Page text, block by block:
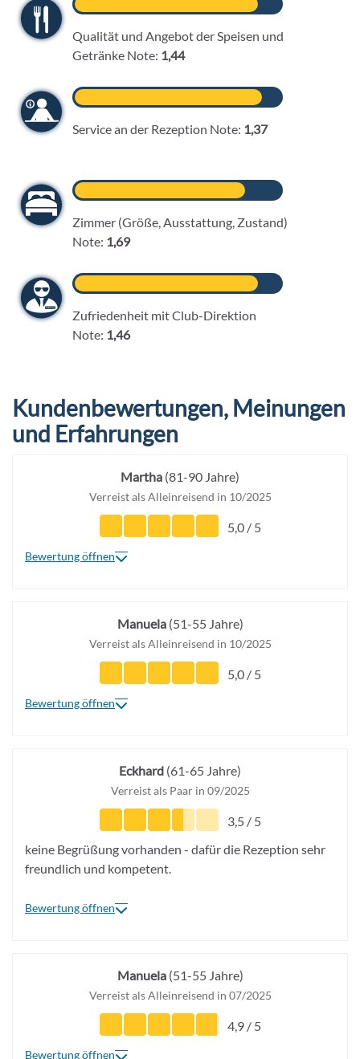
Qualität und Angebot der Speisen und
Getränke Note: 1,44
Service an der Rezeption Note: 1,37
Zimmer (Größe, Ausstattung, Zustand)
Note: 1,69
Zufriedenheit mit Club-Direktion
Note: 1,46
Kundenbewertungen, Meinungen
und Erfahrungen
Martha (81-90 Jahre)
Verreist als Alleinreisend in 10/2025
5,0 / 5
Bewertung öffnen
Manuela(51-55 Jahre)
Verreist als Alleinreisend in 10/2025
5,0 / 5
Bewertung öffnen
Eckhard (61-65 Jahre)
Verreist als Paar in 09/2025
3,5 / 5
keine Begrüßung vorhanden - dafür die Rezeption sehr
freundlich und kompetent.
Bewertung öffnen
Manuela(51-55 Jahre)
Verreist als Alleinreisend in 07/2025
4,9 / 5
Bewertung öffnen